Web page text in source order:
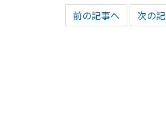
前の記事へ 次の